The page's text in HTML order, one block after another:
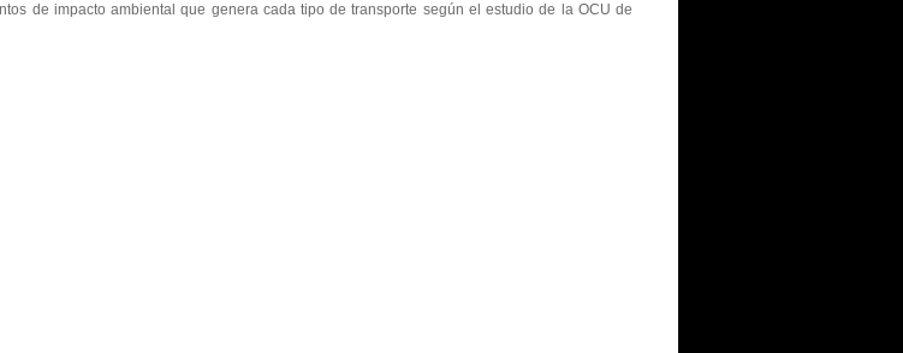
de impacto ambiental que genera cada tipo de transporte según el estudio de la OCU de